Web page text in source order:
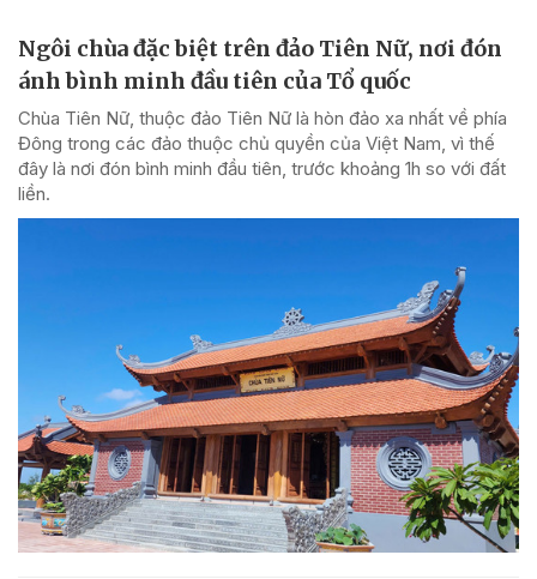
Ngôi chùa đặc biệt trên đảo Tiên Nữ, nơi đón
ánh bình minh đầu tiên của Tổ quốc
Chùa Tiên Nữ, thuộc đảo Tiên Nữ là hòn đảo xa nhất về phía
Đông trong các đảo thuộc chủ quyền của Việt Nam, vì thế
đây là nơi đón bình minh đầu tiên, trước khoảng 1h so với đất
liền.